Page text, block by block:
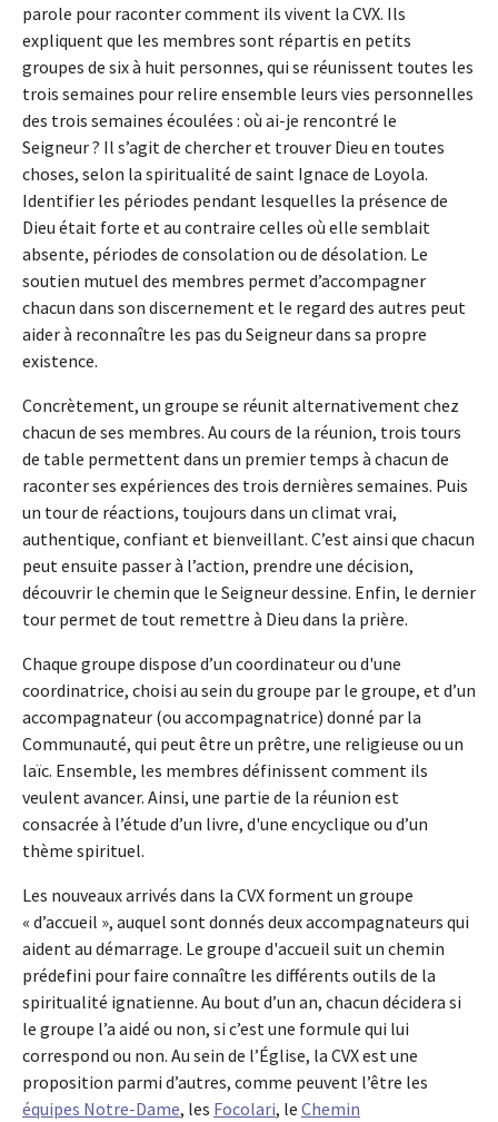
parole pour raconter comment ils vivent la CVX. Ils
expliquent que les membres sont répartis en petits
groupes de six à huit personnes, qui se réunissent toutes les
trois semaines pour relire ensemble leurs vies personnelles
des trois semaines écoulées : où ai-je rencontré le
Seigneur ? Il s’agit de chercher et trouver Dieu en toutes
choses, selon la spiritualité de saint Ignace de Loyola.
Identifier les périodes pendant lesquelles la présence de
Dieu était forte et au contraire celles où elle semblait
absente, périodes de consolation ou de désolation. Le
soutien mutuel des membres permet d’accompagner
chacun dans son discernement et le regard des autres peut
aider à reconnaître les pas du Seigneur dans sa propre
existence.
Concrètement, un groupe se réunit alternativement chez
chacun de ses membres. Au cours de la réunion, trois tours
de table permettent dans un premier temps à chacun de
raconter ses expériences des trois dernières semaines. Puis
un tour de réactions, toujours dans un climat vrai,
authentique, confiant et bienveillant. C’est ainsi que chacun
peut ensuite passer à l’action, prendre une décision,
découvrir le chemin que le Seigneur dessine. Enfin, le dernier
tour permet de tout remettre à Dieu dans la prière.
Chaque groupe dispose d’un coordinateur ou d'une
coordinatrice, choisi au sein du groupe par le groupe, et d’un
accompagnateur (ou accompagnatrice) donné par la
Communauté, qui peut être un prêtre, une religieuse ou un
laïc. Ensemble, les membres définissent comment ils
veulent avancer. Ainsi, une partie de la réunion est
consacrée à l’étude d’un livre, d'une encyclique ou d’un
thème spirituel.
Les nouveaux arrivés dans la CVX forment un groupe
« d’accueil », auquel sont donnés deux accompagnateurs qui
aident au démarrage. Le groupe d'accueil suit un chemin
prédefini pour faire connaître les différents outils de la
spiritualité ignatienne. Au bout d’un an, chacun décidera si
le groupe l’a aidé ou non, si c’est une formule qui lui
correspond ou non. Au sein de l’Église, la CVX est une
proposition parmi d’autres, comme peuvent l’être les
équipes Notre-Dame, les Focolari, le Chemin